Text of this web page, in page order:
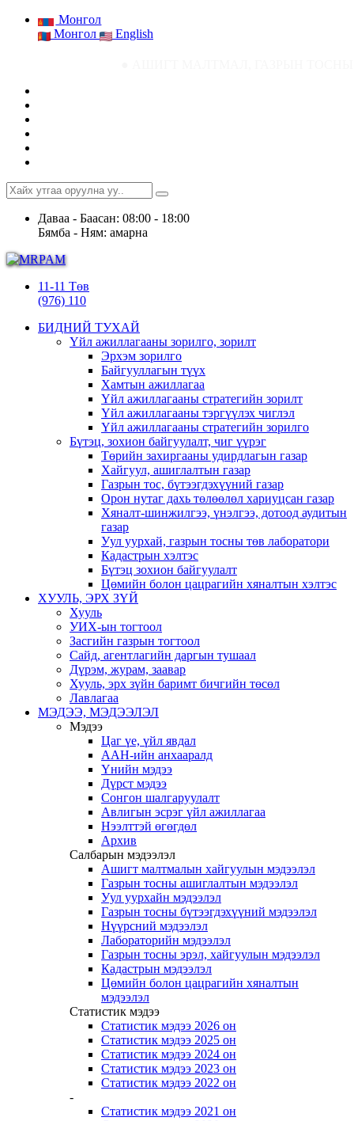
Монгол
Монгол
English
Даваа - Баасан: 08:00 - 18:00
Бямба - Ням: амарна
11-11 Төв
(976) 110
БИДНИЙ ТУХАЙ
Үйл ажиллагааны зорилго, зорилт
Эрхэм зорилго
Байгууллагын түүх
Хамтын ажиллагаа
Үйл ажиллагааны стратегийн зорилт
Үйл ажиллагааны тэргүүлэх чиглэл
Үйл ажиллагааны стратегийн зорилго
Бүтэц, зохион байгуулалт, чиг үүрэг
Төрийн захиргааны удирдлагын газар
Хайгуул, ашиглалтын газар
Газрын тос, бүтээгдэхүүний газар
Орон нутаг дахь төлөөлөл хариуцсан газар
Хяналт-шинжилгээ, үнэлгээ, дотоод аудитын
газар
Уул уурхай, газрын тосны төв лаборатори
Кадастрын хэлтэс
Бүтэц зохион байгуулалт
Цөмийн болон цацрагийн хяналтын хэлтэс
ХУУЛЬ, ЭРХ ЗҮЙ
Хууль
УИХ-ын тогтоол
Засгийн газрын тогтоол
Сайд, агентлагийн даргын тушаал
Дүрэм, журам, заавар
Хууль, эрх зүйн баримт бичгийн төсөл
Лавлагаа
МЭДЭЭ, МЭДЭЭЛЭЛ
Мэдээ
Цаг үе, үйл явдал
ААН-ийн анхааралд
Үнийн мэдээ
Дүрст мэдээ
Сонгон шалгаруулалт
Авлигын эсрэг үйл ажиллагаа
Нээлттэй өгөгдөл
Архив
Салбарын мэдээлэл
Ашигт малтмалын хайгуулын мэдээлэл
Газрын тосны ашиглалтын мэдээлэл
Уул уурхайн мэдээлэл
Газрын тосны бүтээгдэхүүний мэдээлэл
Нүүрсний мэдээлэл
Лабораторийн мэдээлэл
Газрын тосны эрэл, хайгуулын мэдээлэл
Кадастрын мэдээлэл
Цөмийн болон цацрагийн хяналтын
мэдээлэл
Статистик мэдээ
Статистик мэдээ 2026 он
Статистик мэдээ 2025 он
Статистик мэдээ 2024 он
Статистик мэдээ 2023 он
Статистик мэдээ 2022 он
-
Статистик мэдээ 2021 он